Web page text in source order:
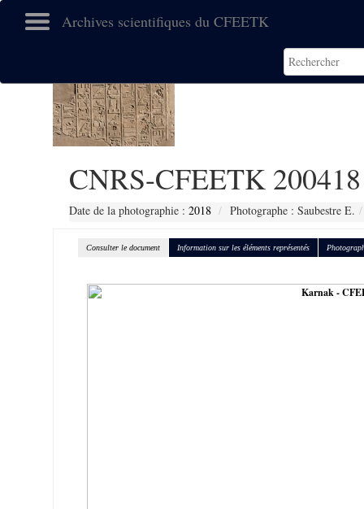
Archives scientifiques du CFEETK
CNRS-CFEETK 200418
Date de la photographie : 2018 Photographe : Saubestre E.
Consulter le document Information sur les éléments représentés